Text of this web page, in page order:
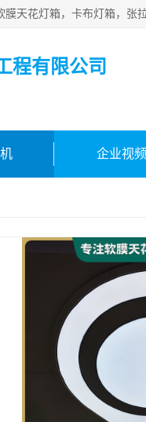
程有限公司
企业视频